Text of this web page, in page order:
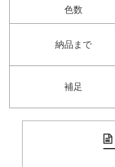
色数
納品まで
補足